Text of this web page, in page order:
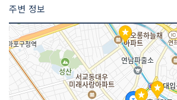
주변 정보